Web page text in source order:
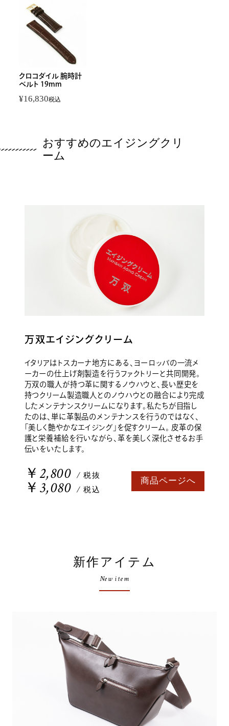
クロコダイル 腕時計
ベルト 19mm
¥16,830税込
おすすめのエイジングクリ
ーム
万双エイジングクリーム
イタリアはトスカーナ地方にある、ヨーロッパの一流メ
ーカーの仕上げ剤製造を行うファクトリーと共同開発。
万双の職人が持つ革に関するノウハウと、長い歴史を
持つクリーム製造職人とのノウハウとの融合により完成
したメンテナンスクリームになります。私たちが目指し
たのは、単に革製品のメンテナンスを行うのではなく、
「美しく艶やかなエイジング」を促すクリーム。 皮革の保
護と栄養補給を行いながら、革を美しく深化させるお手
伝いをいたします。
￥2,800 / 税抜
￥3,080 / 税込
商品ページへ
新作アイテム
New item